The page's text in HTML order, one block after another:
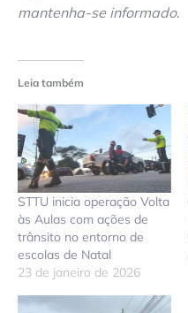
mantenha-se informado.
Leia também
STTU inicia operação Volta
às Aulas com ações de
trânsito no entorno de
escolas de Natal
23 de janeiro de 2026